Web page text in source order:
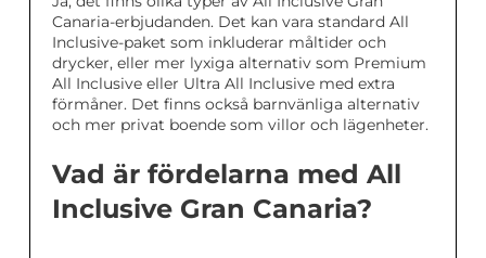
Canaria-erbjudanden. Det kan vara standard All
Inclusive-paket som inkluderar måltider och
drycker, eller mer lyxiga alternativ som Premium
All Inclusive eller Ultra All Inclusive med extra
förmåner. Det finns också barnvänliga alternativ
och mer privat boende som villor och lägenheter.
Vad är fördelarna med All
Inclusive Gran Canaria?